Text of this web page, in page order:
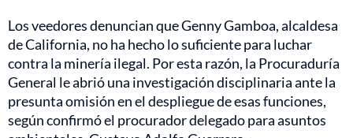
Los veedores denuncian que Genny Gamboa, alcaldesa
de California, no ha hecho lo suficiente para luchar
contra la minería ilegal. Por esta razón, la Procuraduría
General le abrió una investigación disciplinaria ante la
presunta omisión en el despliegue de esas funciones,
según confirmó el procurador delegado para asuntos